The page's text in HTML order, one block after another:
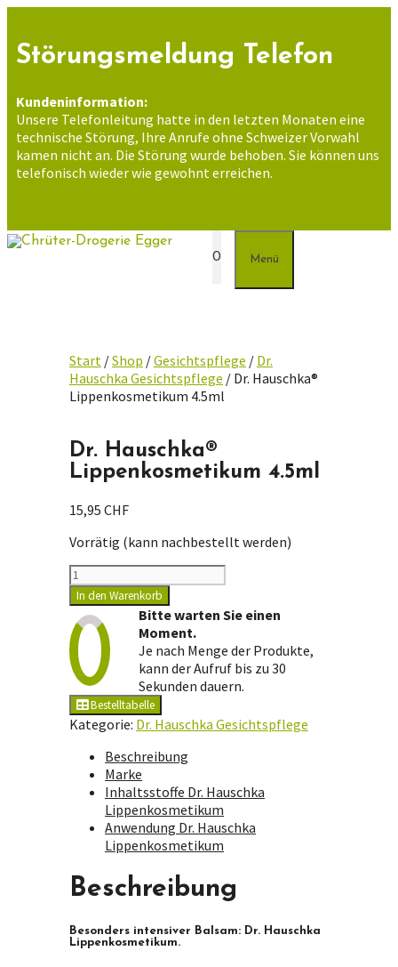
springen
Störungsmeldung Telefon
Kundeninformation:
Unsere Telefonleitung hatte in den letzten Monaten eine
technische Störung, Ihre Anrufe ohne Schweizer Vorwahl
kamen nicht an. Die Störung wurde behoben. Sie können uns
telefonisch wieder wie gewohnt erreichen.
0 Menü
Start /Shop /Gesichtspflege / Dr.
Hauschka Gesichtspflege / Dr. Hauschka®
Lippenkosmetikum 4.5ml
Dr. Hauschka®
Lippenkosmetikum 4.5ml
15,95 CHF
Vorrätig (kann nachbestellt werden)
Dr.
Hauschka®
Lippenkosmetikum
4.5ml
Menge
In den Warenkorb
Bitte warten Sie einen
Moment.
Je nach Menge der Produkte,
kann der Aufruf bis zu 30
Sekunden dauern.
Bestelltabelle
Kategorie: Dr. Hauschka Gesichtspflege
Beschreibung
Marke
Inhaltsstoffe Dr. Hauschka
Lippenkosmetikum
Anwendung Dr. Hauschka
Lippenkosmetikum
Beschreibung
Besonders intensiver Balsam: Dr. Hauschka
Lippenkosmetikum.